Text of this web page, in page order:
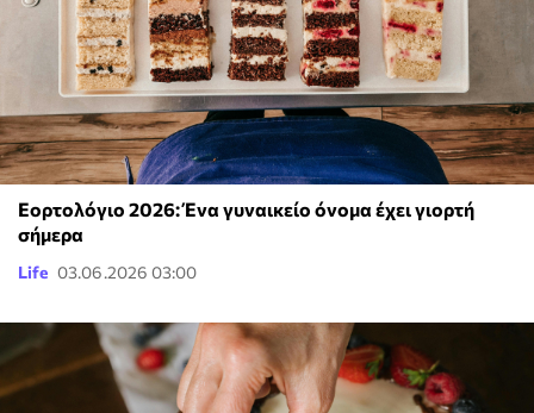
Εορτολόγιο 2026: Ένα γυναικείο όνομα έχει γιορτή
σήμερα
Life 03.06.2026 03:00